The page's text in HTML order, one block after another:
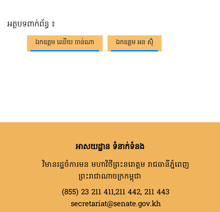
អត្ថបទពាក់ព័ន្ធ ៖
ឯកឧត្តម ឈើយ ចាន់ណា ឯកឧត្តម អន ស៊ុំ
អាសយដ្ឋាន ទំនាក់ទំនង
វិមានរដ្ឋចំការមន មហាវិថីព្រះនរោត្តម រាជធានីភ្នំពេញ
ព្រះរាជាណាចក្រកម្ពុជា
(855) 23 211 411,211 442, 211 443
secretariat@senate.gov.kh